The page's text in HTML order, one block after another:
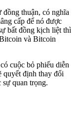
thuận, có nghĩa
cấp để nó được
bất đồng kịch liệt thì
và Bitcoin
cuộc bỏ phiếu diễn
quyết định thay đổi
quan trọng.